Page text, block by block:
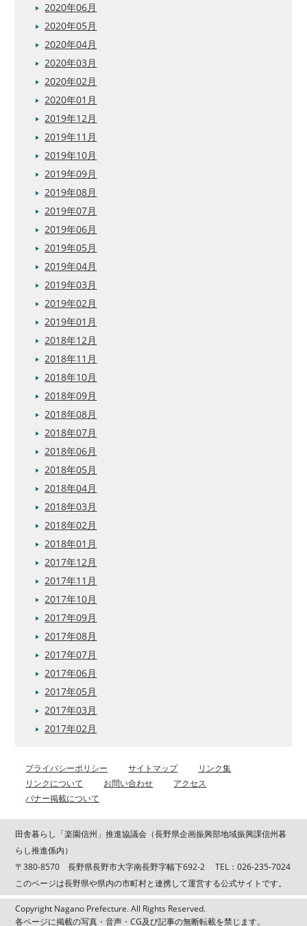
2020年06月
2020年05月
2020年04月
2020年03月
2020年02月
2020年01月
2019年12月
2019年11月
2019年10月
2019年09月
2019年08月
2019年07月
2019年06月
2019年05月
2019年04月
2019年03月
2019年02月
2019年01月
2018年12月
2018年11月
2018年10月
2018年09月
2018年08月
2018年07月
2018年06月
2018年05月
2018年04月
2018年03月
2018年02月
2018年01月
2017年12月
2017年11月
2017年10月
2017年09月
2017年08月
2017年07月
2017年06月
2017年05月
2017年03月
2017年02月
プライバシーポリシー サイトマップ
リンク集
リンクについて
お問い合わせ
アクセス
バナー掲載について
田舎暮らし「楽園信州」推進協議会（長野県企画振興部地域振興課信州暮
らし推進係内）
〒380-8570 長野県長野市大字南長野字幅下692-2 TEL：026-235-7024
このページは長野県や県内の市町村と連携して運営する公式サイトです。
Copyright Nagano Prefecture. All Rights Reserved.
各ページに掲載の写真・音声・CG及び記事の無断転載を禁じます。